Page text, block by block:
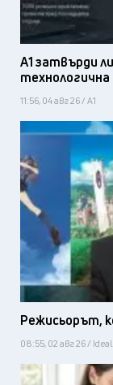
А1 затвърди
11:56, 04 авг 26 / А1
Режисьорът,
08:55, 02 авг 26 /